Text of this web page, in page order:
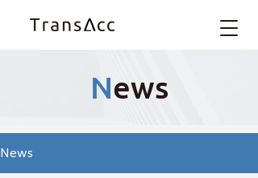
News
News